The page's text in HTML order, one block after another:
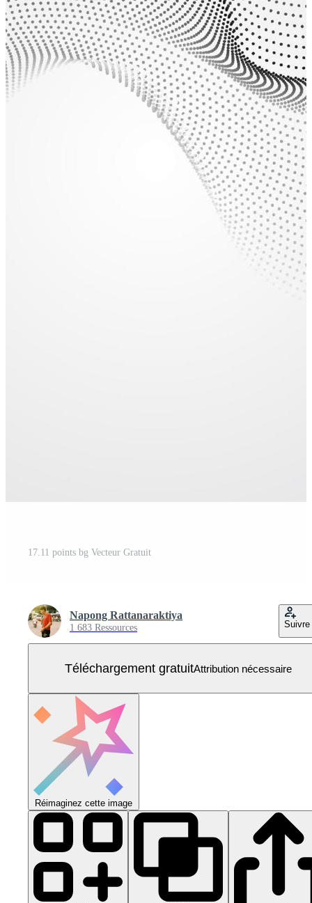
17.11 points bg Vecteur Gratuit
Napong Rattanaraktiya
1 683 Ressources Suivre
Téléchargement gratuitAttribution nécessaire
Réimaginez cette image